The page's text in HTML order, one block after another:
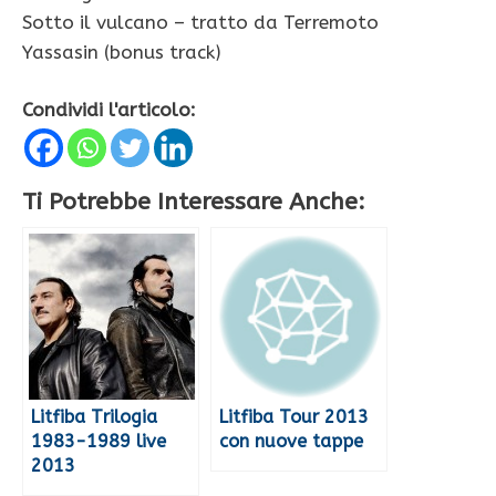
Sotto il vulcano – tratto da Terremoto
Yassasin (bonus track)
Condividi l'articolo:
Ti Potrebbe Interessare Anche:
Litfiba Trilogia
1983-1989 live
2013
Litfiba Tour 2013
con nuove tappe